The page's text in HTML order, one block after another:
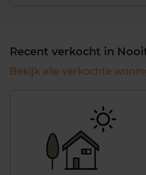
Recent verkocht in
Bekijk alle verkochte